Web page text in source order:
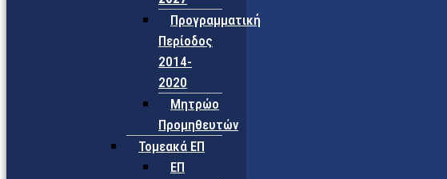
Προγραμματική
Περίοδος
2014-
2020
Μητρώο
Προμηθευτών
Τομεακά ΕΠ
ΕΠ